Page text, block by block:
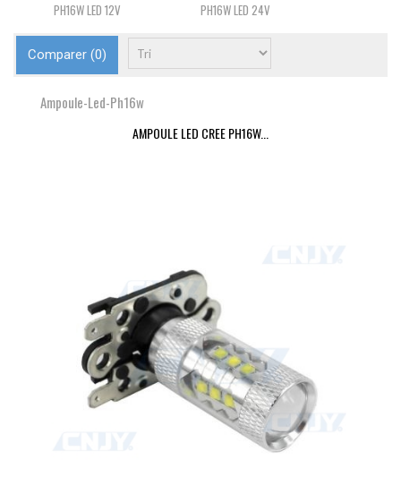
PH16W LED 12V PH16W LED 24V
Comparer (0)
Ampoule-Led-Ph16w
AMPOULE LED CREE PH16W...